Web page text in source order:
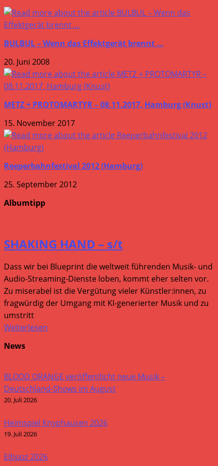
BULBUL – Wenn das Effektgerät brennt …
20. Juni 2008
METZ + PROTOMARTYR – 08.11.2017, Hamburg (Knust)
15. November 2017
Reeperbahnfestival 2012 (Hamburg)
25. September 2012
Albumtipp
SHAKING HAND – s/t
Dass wir bei Blueprint die weltweit führenden Musik- und
Audio-Streaming-Dienste loben, kommt eher selten vor.
Zu miserabel ist die Vergütung vieler Künstler:innen, zu
fragwürdig der Umgang mit KI-generierter Musik und zu
umstritt
Weiterlesen
News
BLOOD ORANGE veröffentlicht neue Musik –
Deutschland-Shows im August
20. Juli 2026
Heimspiel Knyphausen 2026
19. Juli 2026
Elbjazz 2026